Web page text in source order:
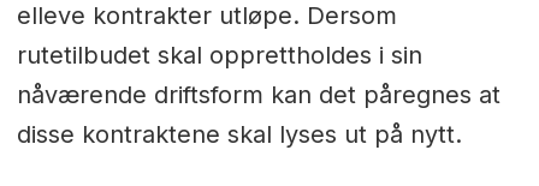
elleve kontrakter utløpe. Dersom
rutetilbudet skal opprettholdes i sin
nåværende driftsform kan det påregnes at
disse kontraktene skal lyses ut på nytt.